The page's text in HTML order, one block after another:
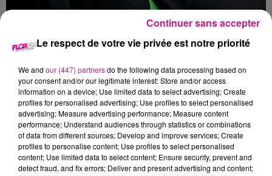
Crédit :
Le 26 Février, vous pourrez découvrir le documentaire spécial
sur Billie Eilish via Apple TV. Mais la chanteuse ne s’arrête
pas là pour ce début d’année 2021. Le 11 Mai prochain, elle
sortira également un livre photo qui retrace sa vie, un livre
appelé “Billie Eilish” tout simplement.
TITRES DIFFUSÉS Voir plus
Le respect de votre vie privée est notre priorité
We and our (447) partnersdo the following data processing based on
your consent and/or our legitimate interest: Store and/or access
information on a device; Use limited data to select advertising; Create
profiles for personalised advertising; Use profiles to select personalised
advertising; Measure advertising performance; Measure content
performance; Understand audiences through statistics or combinations
of data from different sources; Develop and improve services; Create
profiles to personalise content; Use profiles to select personalised
content; Use limited data to select content; Ensure security, prevent and
detect fraud, and fix errors; Deliver and present advertising and content;
Continuer sans accepter